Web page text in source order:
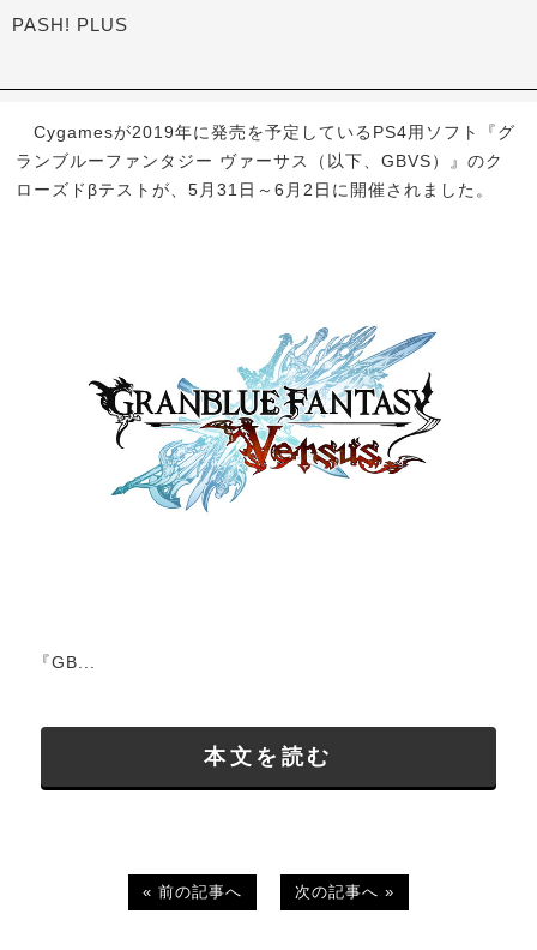
PASH! PLUS
Cygamesが2019年に発売を予定しているPS4用ソフト『グ
ランブルーファンタジー ヴァーサス（以下、GBVS）』のク
ローズドβテストが、5月31日～6月2日に開催されました。
『GB...
本文を読む
« 前の記事へ 次の記事へ »